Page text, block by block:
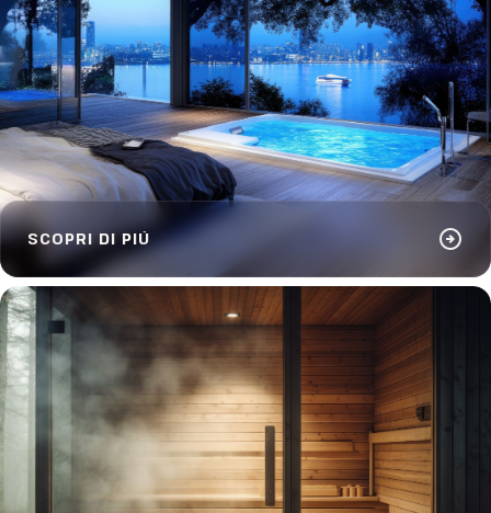
SCOPRI DI PIÙ arrow_circle_right